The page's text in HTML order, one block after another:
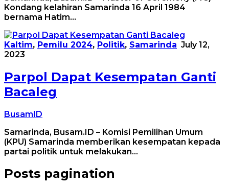
Kondang kelahiran Samarinda 16 April 1984
bernama Hatim…
Kaltim, Pemilu 2024, Politik, Samarinda July 12,
2023
Parpol Dapat Kesempatan Ganti
Bacaleg
BusamID
Samarinda, Busam.ID – Komisi Pemilihan Umum
(KPU) Samarinda memberikan kesempatan kepada
partai politik untuk melakukan…
Posts pagination